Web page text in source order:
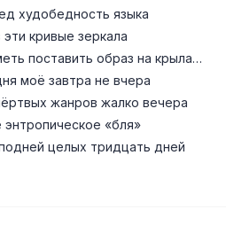
худобедность языка
кривые зеркала
поставить образ на крыла…
моё завтра не вчера
жанров жалко вечера
энтропическое «бля»
целых тридцать дней